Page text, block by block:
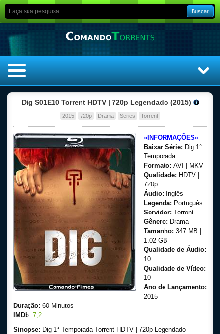
Buscar
Top Filmes
Top Séries
Filmes
Dublado
Legendado
Dig S01E10 Torrent HDTV | 720p Legendado (2015)
2015 720p Drama Series Torrent
»INFORMAÇÕES«
Baixar Série: Dig 1°
Temporada
Formato: AVI | MKV
Qualidade: HDTV |
720p
Áudio: Inglês
Legenda: Português
Servidor: Torrent
Gênero: Drama
Tamanho: 347 MB |
1.02 GB
Qualidade de Áudio:
10
Qualidade de Vídeo:
10
Ano de Lançamento:
2015
Duração: 60 Minutos
IMDb: 7,2
Sinopse: Dig 1ª Temporada Torrent HDTV | 720p Legendado